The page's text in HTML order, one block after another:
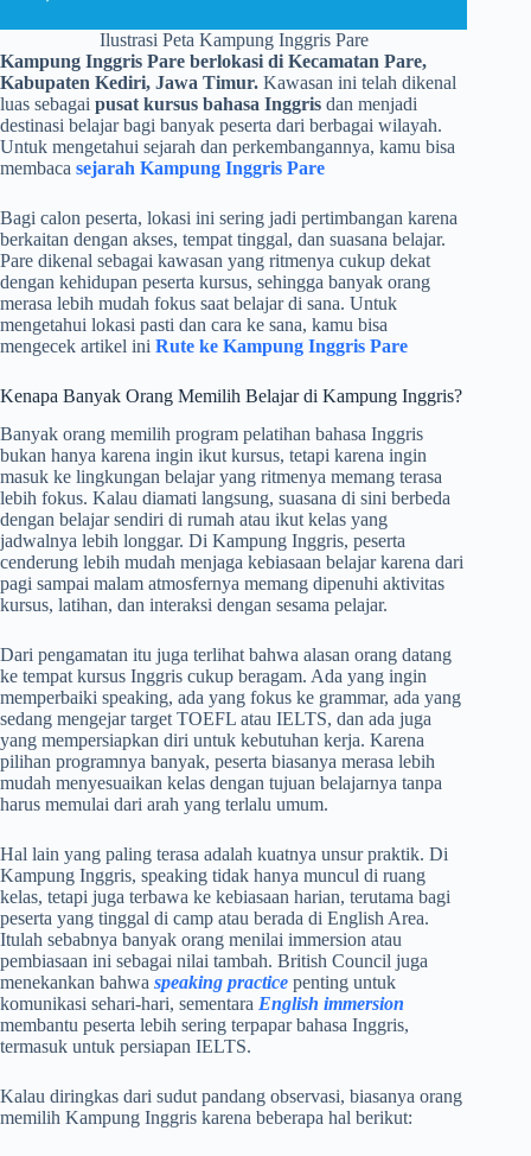
Ilustrasi Peta Kampung Inggris Pare
Kampung Inggris Pare berlokasi di Kecamatan Pare,
Kabupaten Kediri, Jawa Timur. Kawasan ini telah dikenal
luas sebagai pusat kursus bahasa Inggris dan menjadi
destinasi belajar bagi banyak peserta dari berbagai wilayah.
Untuk mengetahui sejarah dan perkembangannya, kamu bisa
membaca sejarah Kampung Inggris Pare
Bagi calon peserta, lokasi ini sering jadi pertimbangan karena
berkaitan dengan akses, tempat tinggal, dan suasana belajar.
Pare dikenal sebagai kawasan yang ritmenya cukup dekat
dengan kehidupan peserta kursus, sehingga banyak orang
merasa lebih mudah fokus saat belajar di sana. Untuk
mengetahui lokasi pasti dan cara ke sana, kamu bisa
mengecek artikel ini Rute ke Kampung Inggris Pare
Kenapa Banyak Orang Memilih Belajar di Kampung Inggris?
Banyak orang memilih program pelatihan bahasa Inggris
bukan hanya karena ingin ikut kursus, tetapi karena ingin
masuk ke lingkungan belajar yang ritmenya memang terasa
lebih fokus. Kalau diamati langsung, suasana di sini berbeda
dengan belajar sendiri di rumah atau ikut kelas yang
jadwalnya lebih longgar. Di Kampung Inggris, peserta
cenderung lebih mudah menjaga kebiasaan belajar karena dari
pagi sampai malam atmosfernya memang dipenuhi aktivitas
kursus, latihan, dan interaksi dengan sesama pelajar.
Dari pengamatan itu juga terlihat bahwa alasan orang datang
ke tempat kursus Inggris cukup beragam. Ada yang ingin
memperbaiki speaking, ada yang fokus ke grammar, ada yang
sedang mengejar target TOEFL atau IELTS, dan ada juga
yang mempersiapkan diri untuk kebutuhan kerja. Karena
pilihan programnya banyak, peserta biasanya merasa lebih
mudah menyesuaikan kelas dengan tujuan belajarnya tanpa
harus memulai dari arah yang terlalu umum.
Hal lain yang paling terasa adalah kuatnya unsur praktik. Di
Kampung Inggris, speaking tidak hanya muncul di ruang
kelas, tetapi juga terbawa ke kebiasaan harian, terutama bagi
peserta yang tinggal di camp atau berada di English Area.
Itulah sebabnya banyak orang menilai immersion atau
pembiasaan ini sebagai nilai tambah. British Council juga
menekankan bahwa speaking practice penting untuk
komunikasi sehari-hari, sementara English immersion
membantu peserta lebih sering terpapar bahasa Inggris,
termasuk untuk persiapan IELTS.
Kalau diringkas dari sudut pandang observasi, biasanya orang
memilih Kampung Inggris karena beberapa hal berikut: